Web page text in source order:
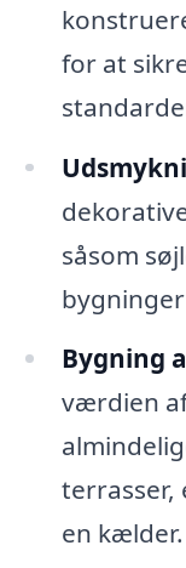
for at
såsom
Bygning
værdien
terrasser,
en kælder.